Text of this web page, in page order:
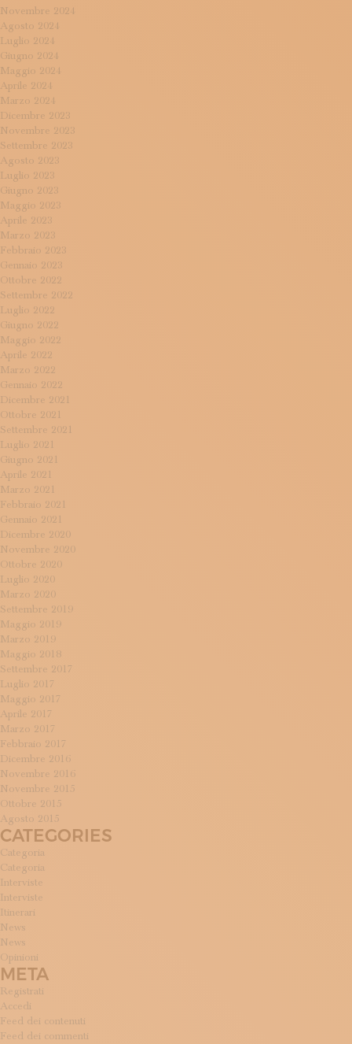
Novembre 2024
Agosto 2024
Luglio 2024
Giugno 2024
Maggio 2024
Aprile 2024
Marzo 2024
Dicembre 2023
Novembre 2023
Settembre 2023
Agosto 2023
Luglio 2023
Giugno 2023
Maggio 2023
Aprile 2023
Marzo 2023
Febbraio 2023
Gennaio 2023
Ottobre 2022
Settembre 2022
Luglio 2022
Giugno 2022
Maggio 2022
Aprile 2022
Marzo 2022
Gennaio 2022
Dicembre 2021
Ottobre 2021
Settembre 2021
Luglio 2021
Giugno 2021
Aprile 2021
Marzo 2021
Febbraio 2021
Gennaio 2021
Dicembre 2020
Novembre 2020
Ottobre 2020
Luglio 2020
Marzo 2020
Settembre 2019
Maggio 2019
Marzo 2019
Maggio 2018
Settembre 2017
Luglio 2017
Maggio 2017
Aprile 2017
Marzo 2017
Febbraio 2017
Dicembre 2016
Novembre 2016
Novembre 2015
Ottobre 2015
Agosto 2015
CATEGORIES
Categoria
Categoria
Interviste
Interviste
Itinerari
News
News
Opinioni
META
Registrati
Accedi
Feed dei contenuti
Feed dei commenti